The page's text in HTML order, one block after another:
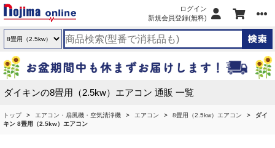
ログイン
新規会員登録(無料)
ダイキンの8畳用（2.5kw）エアコン 通販 一覧
トップ エアコン・扇風機・空気清浄機 エアコン 8畳用（2.5kw）エアコン
ダイ
キン 8畳用（2.5kw）エアコン